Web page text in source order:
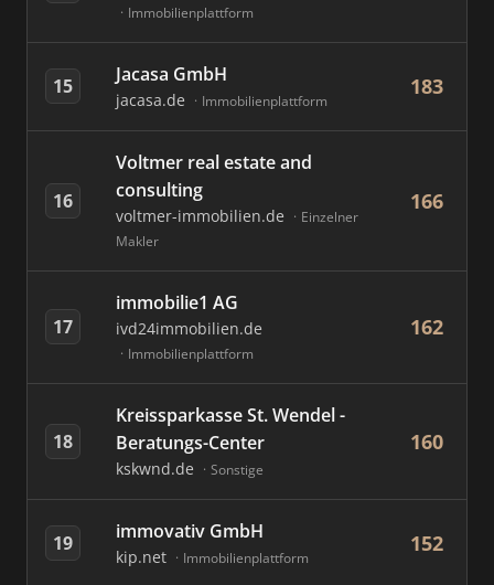
Immobilienplattform
15 Jacasa GmbH
jacasa.de Immobilienplattform
183
16
Voltmer real estate and
consulting
voltmer-immobilien.de
Einzelner
Makler
166
17
immobilie1 AG
ivd24immobilien.de
Immobilienplattform
162
18
Kreissparkasse St. Wendel -
Beratungs-Center
kskwnd.de Sonstige
160
19 immovativ GmbH
kip.net Immobilienplattform
152